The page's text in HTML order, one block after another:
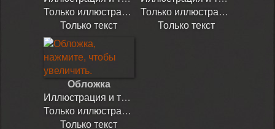
Только иллюстрация
Только текст
Только иллюстрация
Только текст
Обложка
Иллюстрация и текст
Только иллюстрация
Только текст